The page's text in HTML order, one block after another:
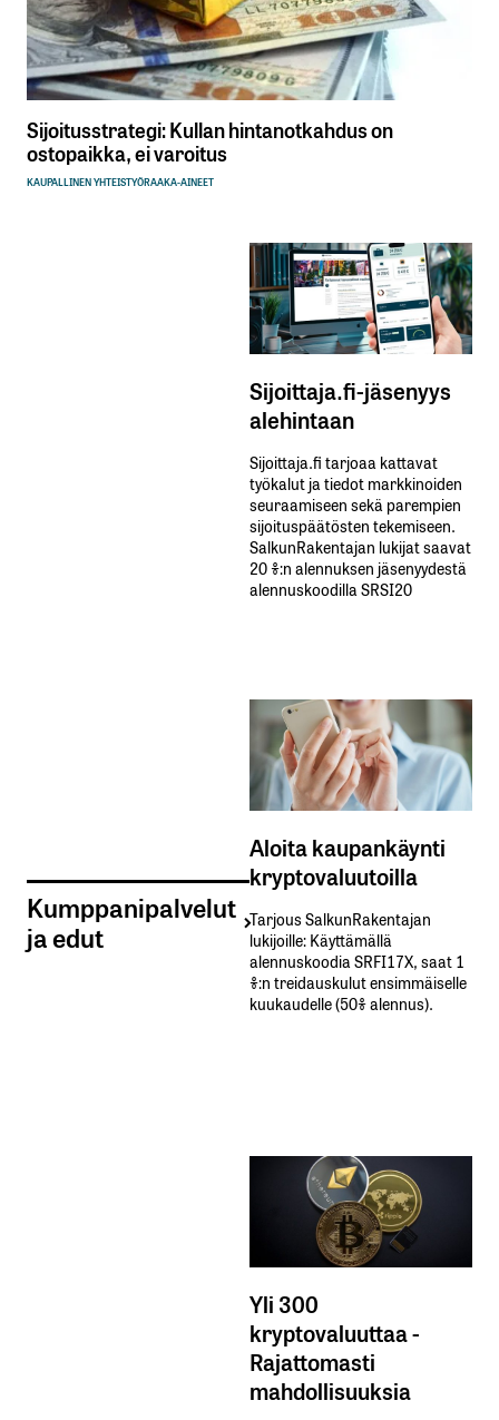
Sijoitusstrategi: Kullan hintanotkahdus on
ostopaikka, ei varoitus
KAUPALLINEN YHTEISTYÖRAAKA-AINEET
Kumppanipalvelut
ja edut
Sijoittaja.fi-jäsenyys
alehintaan
Sijoittaja.fi tarjoaa kattavat
työkalut ja tiedot markkinoiden
seuraamiseen sekä parempien
sijoituspäätösten tekemiseen.
SalkunRakentajan lukijat saavat
20 %:n alennuksen jäsenyydestä
alennuskoodilla SRSI20
Aloita kaupankäynti
kryptovaluutoilla
Tarjous SalkunRakentajan
lukijoille: Käyttämällä​ ​
alennuskoodia​ ​SRFI17X,​ ​saat​ ​1
%:n treidauskulut​ ​ensimmäiselle​ ​
kuukaudelle​ ​(50%​ ​alennus).
Yli 300
kryptovaluuttaa -
Rajattomasti
mahdollisuuksia